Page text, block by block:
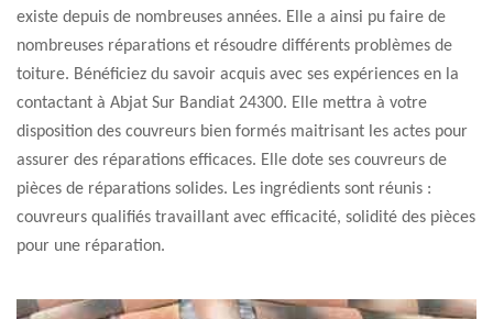
existe depuis de nombreuses années. Elle a ainsi pu faire de
nombreuses réparations et résoudre différents problèmes de
toiture. Bénéficiez du savoir acquis avec ses expériences en la
contactant à Abjat Sur Bandiat 24300. Elle mettra à votre
disposition des couvreurs bien formés maitrisant les actes pour
assurer des réparations efficaces. Elle dote ses couvreurs de
pièces de réparations solides. Les ingrédients sont réunis :
couvreurs qualifiés travaillant avec efficacité, solidité des pièces
pour une réparation.